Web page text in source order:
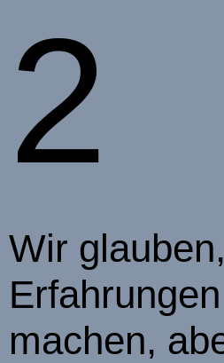
2
Wir glauben,
machen,